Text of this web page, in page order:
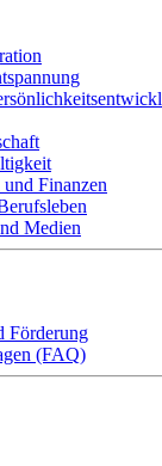
Finanzen
Medien
Förderung
(FAQ)